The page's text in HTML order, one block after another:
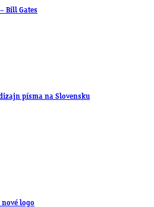
Bill Gates
písma na Slovensku
nové logo